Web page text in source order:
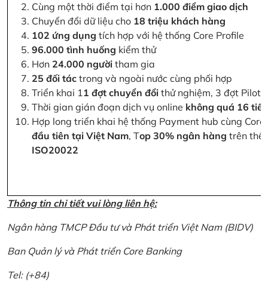
Cùng một thời điểm tại hơn 1.000 điểm giao dịch
Chuyển đổi dữ liệu cho 18 triệu khách hàng
102 ứng dụng tích hợp với hệ thống Core Profile
96.000 tình huống kiểm thử
Hơn 24.000 người tham gia
25 đối tác trong và ngoài nước cùng phối hợp
Triển khai 11 đợt chuyển đổi thử nghiệm, 3 đợt Pilot
Thời gian gián đoạn dịch vụ online không quá 16
Hợp long triển khai hệ thống Payment hub cùng
đầu tiên tại Việt Nam, Top 30% ngân hàng trên thế
ISO20022
Thông tin chi tiết vui lòng liên hệ:
Ngân hàng TMCP Đầu tư và Phát triển Việt Nam (BIDV)
Ban Quản lý và Phát triển Core Banking
Tel: (+84)